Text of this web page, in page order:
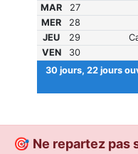
MAR
27
MER
28
JEU
29
VEN
30
30 jours, 22 jours
🎯 Ne repartez pas